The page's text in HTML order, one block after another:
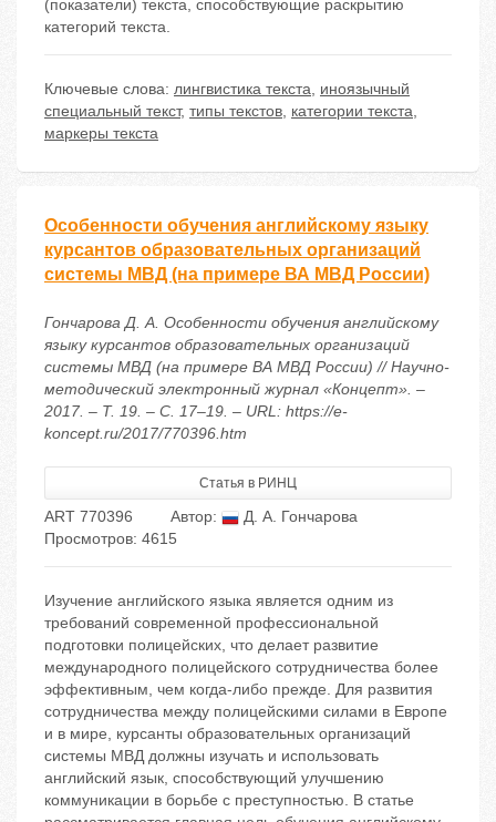
(показатели) текста, способствующие раскрытию
категорий текста.
Ключевые слова: лингвистика текста, иноязычный
специальный текст, типы текстов, категории текста,
маркеры текста
Особенности обучения английскому языку
курсантов образовательных организаций
системы МВД (на примере ВА МВД России)
Гончарова Д. А. Особенности обучения английскому
языку курсантов образовательных организаций
системы МВД (на примере ВА МВД России) // Научно-
методический электронный журнал «Концепт». –
2017. – Т. 19. – С. 17–19. – URL: https://e-
koncept.ru/2017/770396.htm
Статья в РИНЦ
ART 770396 Автор:
Д. А. Гончарова
Просмотров: 4615
Изучение английского языка является одним из
требований современной профессиональной
подготовки полицейских, что делает развитие
международного полицейского сотрудничества более
эффективным, чем когда-либо прежде. Для развития
сотрудничества между полицейскими силами в Европе
и в мире, курсанты образовательных организаций
системы МВД должны изучать и использовать
английский язык, способствующий улучшению
коммуникации в борьбе с преступностью. В статье